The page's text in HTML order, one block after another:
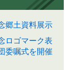
郷土資料展示
ロゴマーク表
委嘱式を開催